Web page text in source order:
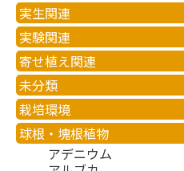
実生関連
実験関連
寄せ植え関連
未分類
栽培環境
球根・塊根植物
アデニウム